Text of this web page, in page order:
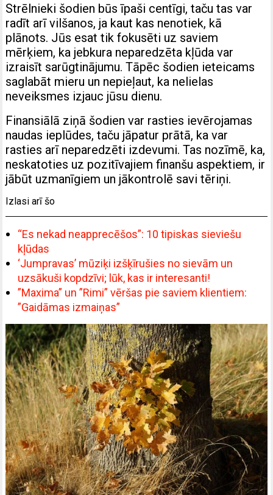
Strēlnieki šodien būs īpaši centīgi, taču tas var
radīt arī vilšanos, ja kaut kas nenotiek, kā
plānots. Jūs esat tik fokusēti uz saviem
mērķiem, ka jebkura neparedzēta kļūda var
izraisīt sarūgtinājumu. Tāpēc šodien ieteicams
saglabāt mieru un nepieļaut, ka nelielas
neveiksmes izjauc jūsu dienu.
Finansiālā ziņā šodien var rasties ievērojamas
naudas ieplūdes, taču jāpatur prātā, ka var
rasties arī neparedzēti izdevumi. Tas nozīmē, ka,
neskatoties uz pozitīvajiem finanšu aspektiem, ir
jābūt uzmanīgiem un jākontrolē savi tēriņi.
Izlasi arī šo
“Es nekad neapprecēšos”: 10 tipiskas sieviešu
kļūdas
‘Jumpravas’ mūziķi izšķīrušies no sievām un
uzsākuši kopdzīvi; lūk, kas ir interesanti!
”Maxima” un ”Rimi” vēršas pie saviem klientiem:
”Gaidāmas izmaiņas”